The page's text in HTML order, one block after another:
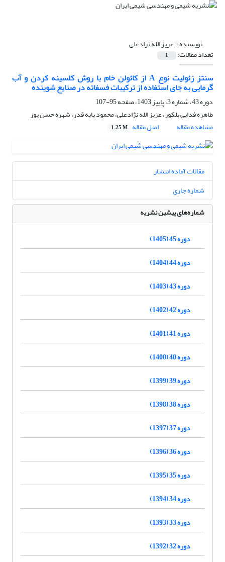
نویسنده =عزیز الله نژادعلی
تعداد مقالات: 1
سنتز زئولیت نوع A از کائولن خام با روش کلسینه کردن و آب
گرمایی به جای استفاده از ترکیبات فسفاته در صنایع شوینده
دوره 43، شماره 3، پاییز 1403، صفحه
95-107
طاهره فدایی بلکور، عزیز الله نژادعلی، محمود پایه قدر، شهره حسن پور
مشاهده مقاله
اصل مقاله 1.25 M
مقالات آماده انتشار
شماره جاری
شماره‌های پیشین نشریه
دوره 45 (1405)
دوره 44 (1404)
دوره 43 (1403)
دوره 42 (1402)
دوره 41 (1401)
دوره 40 (1400)
دوره 39 (1399)
دوره 38 (1398)
دوره 37 (1397)
دوره 36 (1396)
دوره 35 (1395)
دوره 34 (1394)
دوره 33 (1393)
دوره 32 (1392)